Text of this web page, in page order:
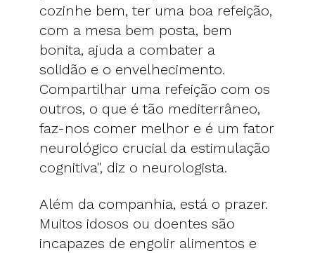
cozinhe bem, ter uma boa refeição,
com a mesa bem posta, bem
bonita, ajuda a combater a
solidão e o envelhecimento.
Compartilhar uma refeição com os
outros, o que é tão mediterrâneo,
faz-nos comer melhor e é um fator
neurológico crucial da estimulação
cognitiva", diz o neurologista.
Além da companhia, está o prazer.
Muitos idosos ou doentes são
incapazes de engolir alimentos e